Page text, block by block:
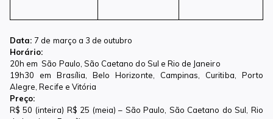
Data:7 de março a 3 de outubro
Horário:
20h em São Paulo, São Caetano do Sul e Rio de Janeiro
19h30 em Brasília, Belo Horizonte, Campinas, Curitiba, Porto
Alegre, Recife e Vitória
Preço:
R$ 50 (inteira) R$ 25 (meia) – São Paulo, São Caetano do Sul, Rio